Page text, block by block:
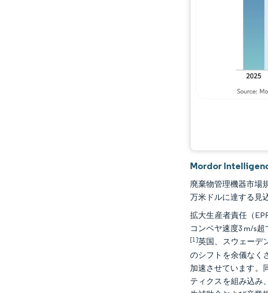
Mordor
廃棄物管理機器市場
万米ドルに達する見
拡大生産者責任（
コンベヤ速度3 m/s
[1]英国、スウェーデ
のシフトを余儀なく
加速させています。
ティクスを組み込み